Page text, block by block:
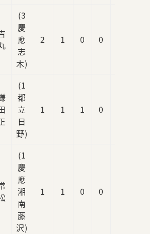
(3
慶
應
志
木)
2 1 0 0
(1
都
立
日
野)
1 1 1 0
(1
慶
應
湘
南
藤
沢)
1 1 0 0